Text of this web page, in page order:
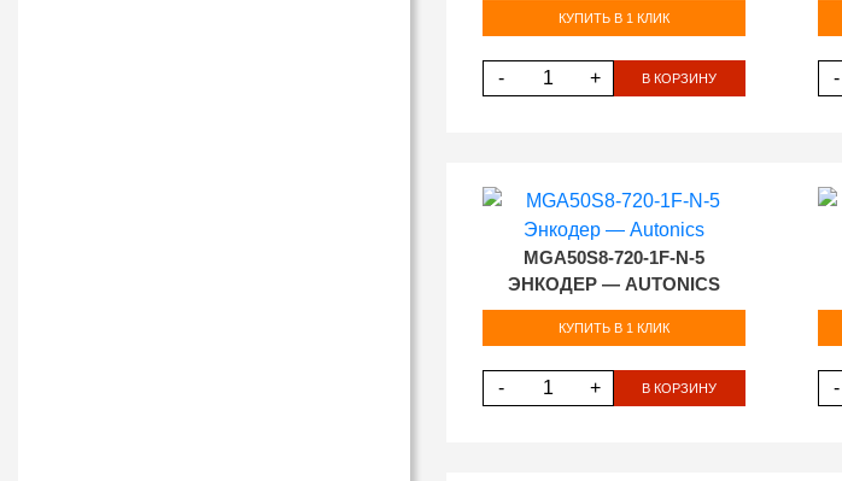
КУПИТЬ В 1 КЛИК
- + В КОРЗИНУ -
MGA50S8-720-1F-N-5
ЭНКОДЕР — AUTONICS
КУПИТЬ В 1 КЛИК
- + В КОРЗИНУ -